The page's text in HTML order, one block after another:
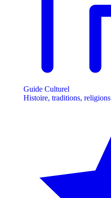
Guide Culturel
Histoire, traditions, religions